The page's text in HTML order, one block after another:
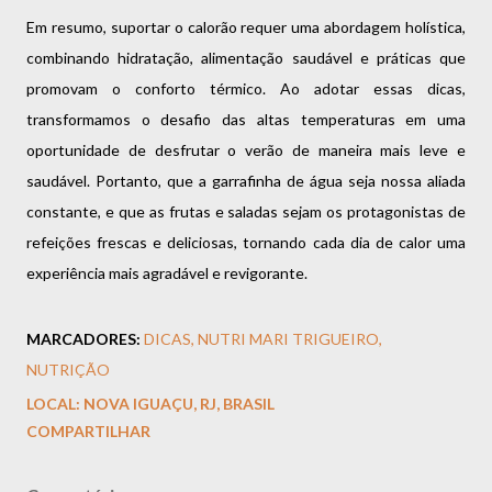
Em resumo, suportar o calorão requer uma abordagem holística,
combinando hidratação, alimentação saudável e práticas que
promovam o conforto térmico. Ao adotar essas dicas,
transformamos o desafio das altas temperaturas em uma
oportunidade de desfrutar o verão de maneira mais leve e
saudável. Portanto, que a garrafinha de água seja nossa aliada
constante, e que as frutas e saladas sejam os protagonistas de
refeições frescas e deliciosas, tornando cada dia de calor uma
experiência mais agradável e revigorante.
MARCADORES: DICAS NUTRI MARI TRIGUEIRO
NUTRIÇÃO
LOCAL: NOVA IGUAÇU, RJ, BRASIL
COMPARTILHAR